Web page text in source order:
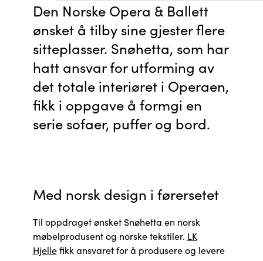
Den Norske Opera & Ballett
ønsket å tilby sine gjester flere
sitteplasser. Snøhetta, som har
hatt ansvar for utforming av
det totale interiøret i Operaen,
fikk i oppgave å formgi en
serie sofaer, puffer og bord.
Med norsk design i førersetet
Til oppdraget ønsket Snøhetta en norsk
møbelprodusent og norske tekstiler. LK
Hjellefikk ansvaret for å produsere og levere